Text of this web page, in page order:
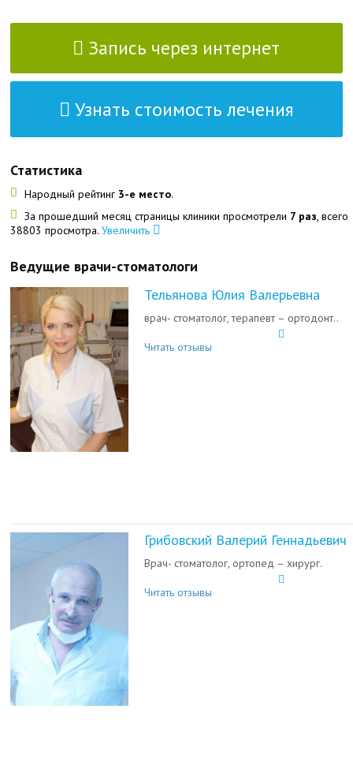
Запись через интернет
Узнать стоимость лечения
Статистика
Народный рейтинг 3-е место.
За прошедший месяц страницы клиники просмотрели 7 раз, всего
38803 просмотра.Увеличить
Ведущие врачи-стоматологи
Тельянова Юлия Валерьевна
врач- стоматолог, терапевт – ортодонт..
Читать отзывы
Грибовский Валерий Геннадьевич
Врач- стоматолог, ортопед – хирург.
Читать отзывы